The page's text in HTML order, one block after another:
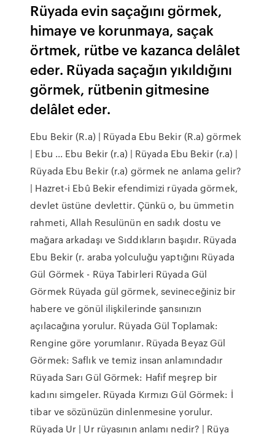
Rüyada evin saçağını görmek,
himaye ve korunmaya, saçak
örtmek, rütbe ve kazanca delâlet
eder. Rüyada saçağın yıkıldığını
görmek, rütbenin gitmesine
delâlet eder.
Ebu Bekir (R.a) | Rüyada Ebu Bekir (R.a) görmek
| Ebu ... Ebu Bekir (r.a) | Rüyada Ebu Bekir (r.a) |
Rüyada Ebu Bekir (r.a) görmek ne anlama gelir?
| Hazret-i Ebû Bekir efendimizi rüyada görmek,
devlet üstüne devlettir. Çünkü o, bu ümmetin
rahmeti, Allah Resulünün en sadık dostu ve
mağara arkadaşı ve Sıddıkların başıdır. Rüyada
Ebu Bekir (r. araba yolculuğu yaptığını Rüyada
Gül Görmek - Rüya Tabirleri Rüyada Gül
Görmek Rüyada gül görmek, sevineceğiniz bir
habere ve gönül ilişkilerinde şansınızın
açılacağına yorulur. Rüyada Gül Toplamak:
Rengine göre yorumlanır. Rüyada Beyaz Gül
Görmek: Saflık ve temiz insan anlamındadır
Rüyada Sarı Gül Görmek: Hafif meşrep bir
kadını simgeler. Rüyada Kırmızı Gül Görmek: İ
tibar ve sözünüzün dinlenmesine yorulur.
Rüyada Ur | Ur rüyasının anlamı nedir? | Rüya